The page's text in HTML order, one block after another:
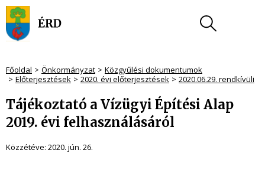
Főoldal Önkormányzat
Közgyűlési dokumentumok
Előterjesztések
2020. évi előterjesztések 2020.06.29. rendkívüli
Tájékoztató a Vízügyi Építési Alap
2019. évi felhasználásáról
Közzétéve: 2020. jún. 26.